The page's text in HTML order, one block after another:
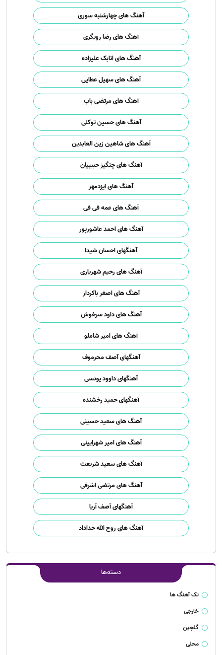
آهنگ های چهارشنبه سوری
آهنگ های رضا رویگری
آهنگ های اتابک علیزاده
آهنگ های سهیل عطایی
آهنگ های مرتضی باب
آهنگ های حسین توکلی
آهنگ های شاهین زین العابدین
آهنگ های چنگیز حبیبیان
آهنگ های ایزدمهر
آهنگ های عمه فی فی
آهنگ های احمد عاشورپور
آهنگهای احسان شیدا
آهنگ های رحیم شهریاری
آهنگ های اصغر باکردار
آهنگ های داود سرخوش
آهنگ های امیر شاملو
آهنگهای آصف محرموف
آهنگهای داوود یونسی
آهنگهای حمید رخشنده
آهنگ های سعید حسینی
آهنگ های امیر شهرایینی
آهنگ های سعید شریعت
آهنگ های مرتضی اشرفی
آهنگهای آصف آریا
آهنگ های روح الله خداداد
دسته‌ها
تک آهنگ ها
خارجی
گلچین
محلی